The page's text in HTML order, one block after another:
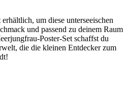
um diese unterseeischen
und passend zu deinem Raum
Poster-Set schaffst du
die die kleinen Entdecker zum